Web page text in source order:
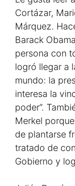
Cortázar,
Márquez.
Barack
persona con
logró llegar a
mundo: la
interesa la
poder”.
Merkel
de plantarse
tratado de
Gobierno y